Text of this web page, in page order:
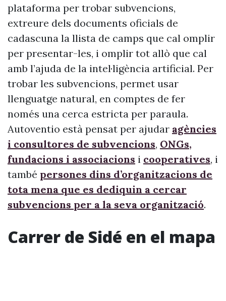
plataforma per trobar subvencions,
extreure dels documents oficials de
cadascuna la llista de camps que cal omplir
per presentar-les, i omplir tot allò que cal
amb l’ajuda de la intel·ligència artificial. Per
trobar les subvencions, permet usar
llenguatge natural, en comptes de fer
només una cerca estricta per paraula.
Autoventio està pensat per ajudar agències
i consultores de subvencions, ONGs,
fundacions i associacions i cooperatives, i
també persones dins d’organitzacions de
tota mena que es dediquin a cercar
subvencions per a la seva organització.
Carrer de Sidé en el mapa